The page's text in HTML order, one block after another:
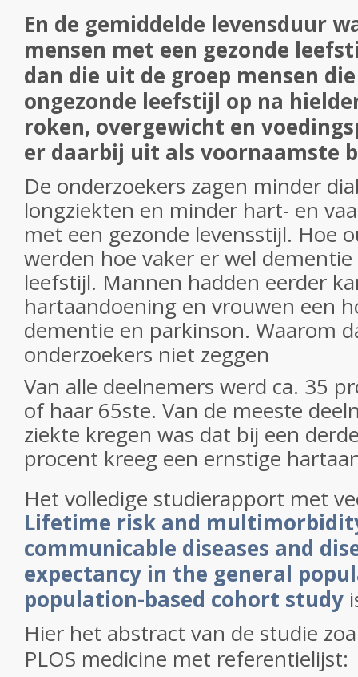
En de gemiddelde levensduur
mensen met een gezonde
dan die uit de groep mensen
ongezonde leefstijl op na
roken, overgewicht en
er daarbij uit als voornaamste
De onderzoekers zagen minder
longziekten en minder hart- en
met een gezonde levensstijl. Hoe
werden hoe vaker er wel
leefstijl. Mannen hadden eerder
hartaandoening en vrouwen een
dementie en parkinson. Waarom
onderzoekers niet zeggen
Van alle deelnemers werd ca. 35
of haar 65ste. Van de meeste
ziekte kregen was dat bij een
procent kreeg een ernstige
Het volledige studierapport met
Lifetime risk and
communicable diseases and
expectancy in the general
population-based cohort study
Hier het abstract van de studie
PLOS medicine met referentielijst: